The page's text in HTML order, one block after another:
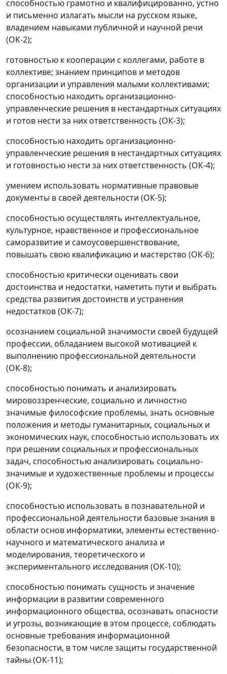
способностью грамотно и квалифицированно, устно
и письменно излагать мысли на русском языке,
владением навыками публичной и научной речи
(ОК-2);
готовностью к кооперации с коллегами, работе в
коллективе; знанием принципов и методов
организации и управления малыми коллективами;
способностью находить организационно-
управленческие решения в нестандартных ситуациях
и готов нести за них ответственность (ОК-3);
способностью находить организационно-
управленческие решения в нестандартных ситуациях
и готовностью нести за них ответственность (ОК-4);
умением использовать нормативные правовые
документы в своей деятельности (ОК-5);
способностью осуществлять интеллектуальное,
культурное, нравственное и профессиональное
саморазвитие и самоусовершенствование,
повышать свою квалификацию и мастерство (ОК-6);
способностью критически оценивать свои
достоинства и недостатки, наметить пути и выбрать
средства развития достоинств и устранения
недостатков (ОК-7);
осознанием социальной значимости своей будущей
профессии, обладанием высокой мотивацией к
выполнению профессиональной деятельности
(ОК-8);
способностью понимать и анализировать
мировоззренческие, социально и личностно
значимые философские проблемы, знать основные
положения и методы гуманитарных, социальных и
экономических наук, способностью использовать их
при решении социальных и профессиональных
задач, способностью анализировать социально-
значимые и художественные проблемы и процессы
(ОК-9);
способностью использовать в познавательной и
профессиональной деятельности базовые знания в
области основ информатики, элементы естественно-
научного и математического анализа и
моделирования, теоретического и
экспериментального исследования (ОК-10);
способностью понимать сущность и значение
информации в развитии современного
информационного общества, осознавать опасности
и угрозы, возникающие в этом процессе, соблюдать
основные требования информационной
безопасности, в том числе защиты государственной
тайны (ОК-11);